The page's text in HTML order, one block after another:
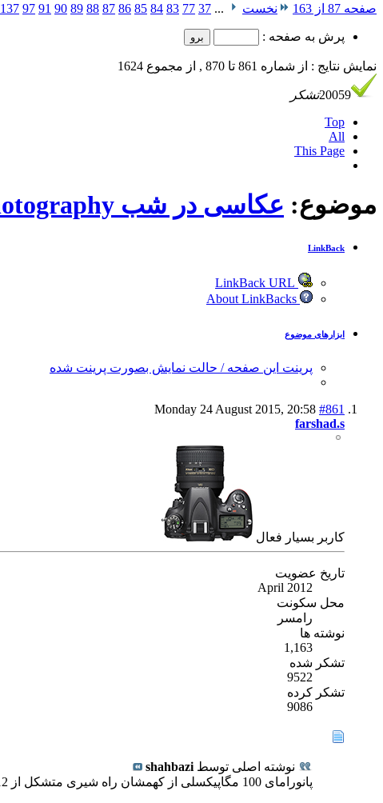
صفحه 87 از 163 نخست ...
37
77
83
84
85
86
87
88
89
90
91
97
137
پرش به صفحه :
نمایش نتایج : از شماره 861 تا 870 , از مجموع 1624
20059تشکر
Top
All
This Page
موضوع: عکاسی در شب Night Photography
LinkBack
ابزارهای موضوع
پرینت این صفحه / حالت نمایش بصورت پرینت شده
Monday 24 August 2015, 20:58 #861
farshad.s
كاربر بسیار فعال
تاریخ عضویت
April 2012
محل سکونت
رامسر
نوشته ها
1,163
تشکر شده
9522
تشکر کرده
9086
نوشته اصلی توسط shahbazi
پانورامای 100 مگاپیکسلی از کهمشان راه شیری متشکل از 12 فریم افقی